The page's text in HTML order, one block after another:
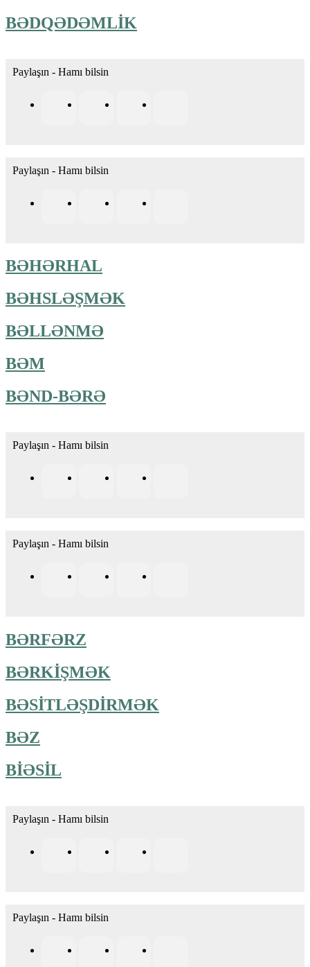
BƏDQƏDƏMLİK
Paylaşın - Hamı bilsin
Paylaşın - Hamı bilsin
BƏHƏRHAL
BƏHSLƏŞMƏK
BƏLLƏNMƏ
BƏM
BƏND-BƏRƏ
Paylaşın - Hamı bilsin
Paylaşın - Hamı bilsin
BƏRFƏRZ
BƏRKİŞMƏK
BƏSİTLƏŞDİRMƏK
BƏZ
BİƏSİL
Paylaşın - Hamı bilsin
Paylaşın - Hamı bilsin